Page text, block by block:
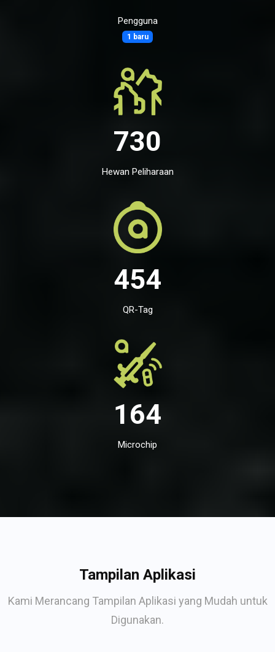
Pengguna
1 baru
730
Hewan Peliharaan
454
QR-Tag
164
Microchip
Tampilan Aplikasi
Kami Merancang Tampilan Aplikasi yang Mudah untuk
Digunakan.